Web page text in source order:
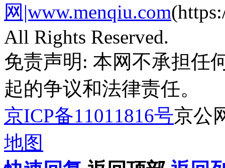
网|www.menqiu.com
All Rights Reserved.
免责声明: 本网不承担任
起的争议和法律责任。
京ICP备11011816号京公
地图